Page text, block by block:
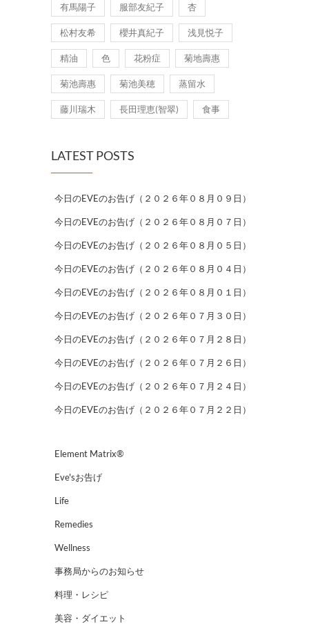
有馬陽子 服部友紀子 杏
松村友希 櫻井真紀子 浅見悦子
精油 色 花粉症 菊地壽惠
菊池壽惠 菊池美穂 蒸留水
藤川瑞木 長田理恵(智翠) 食事
LATEST POSTS
今日のEVEのお告げ（２０２６年０８月０９日）
今日のEVEのお告げ（２０２６年０８月０７日）
今日のEVEのお告げ（２０２６年０８月０５日）
今日のEVEのお告げ（２０２６年０８月０４日）
今日のEVEのお告げ（２０２６年０８月０１日）
今日のEVEのお告げ（２０２６年０７月３０日）
今日のEVEのお告げ（２０２６年０７月２８日）
今日のEVEのお告げ（２０２６年０７月２６日）
今日のEVEのお告げ（２０２６年０７月２４日）
今日のEVEのお告げ（２０２６年０７月２２日）
Element Matrix®
Eve'sお告げ
Life
Remedies
Wellness
事務局からのお知らせ
料理・レシピ
美容・ダイエット